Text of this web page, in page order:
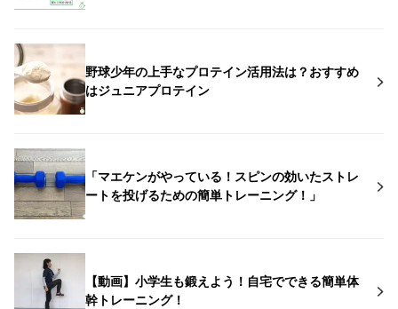
野球少年の上手なプロテイン活用法は？おすすめ
はジュニアプロテイン
「マエケンがやっている！スピンの効いたストレ
ートを投げるための簡単トレーニング！」
【動画】小学生も鍛えよう！自宅でできる簡単体
幹トレーニング！